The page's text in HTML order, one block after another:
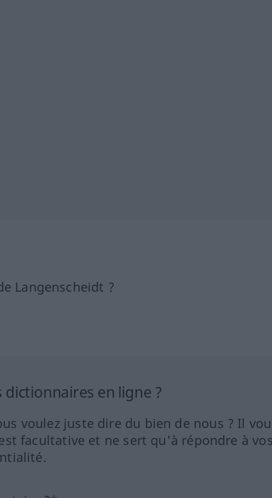
Langenscheidt ?
en ligne ?
voulez juste dire du bien de nous ? Il
facultative et ne sert qu'à répondre à